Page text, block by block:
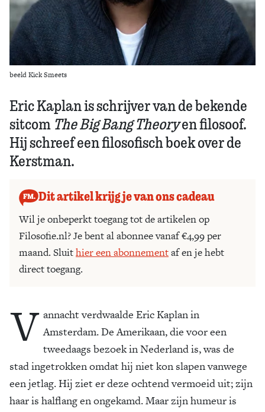
beeld Kick Smeets
Eric Kaplan is schrijver van de bekende
sitcom The Big Bang Theoryen filosoof.
Hij schreef een filosofisch boek over de
Kerstman.
Dit artikel krijg je van ons cadeau
Wil je onbeperkt toegang tot de artikelen op
Filosofie.nl? Je bent al abonnee vanaf €4,99 per
maand. Sluithier een abonnementaf en je hebt
direct toegang.
V annacht verdwaalde Eric Kaplan in
Amsterdam. De Amerikaan, die voor een
tweedaags bezoek in Nederland is, was de
stad ingetrokken omdat hij niet kon slapen vanwege
een jetlag. Hij ziet er deze ochtend vermoeid uit; zijn
haar is halflang en ongekamd. Maar zijn humeur is